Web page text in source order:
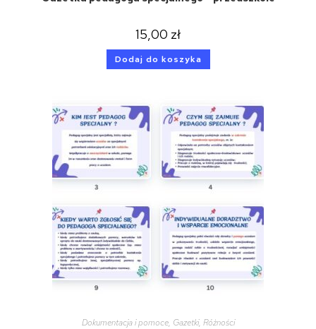
15,00 zł
Dodaj do koszyka
Dokumentacja i pomoce, Gazetki, Różności